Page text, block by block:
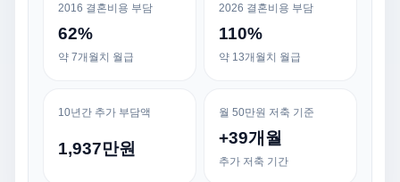
2016 결혼비용 부담
62%
약 7개월치 월급
2026 결혼비용 부담
110%
약 13개월치 월급
10년간 추가 부담액
1,937만원
월 50만원 저축 기준
+39개월
추가 저축 기간